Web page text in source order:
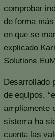
comprobar
de forma
en que se
explicado
Solutions
Desarrollado
de equipos,
ampliamente
sistema ha
cuenta las